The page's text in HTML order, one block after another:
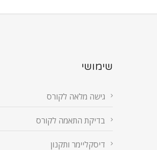
שימושי
גישה מלאה לקורס
בדיקת התאמה לקורס
דיסקליימר ותקנון